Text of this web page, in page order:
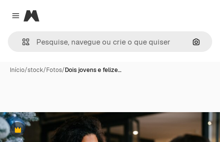
Close menu
Magnific
Início/stock/Fotos/Dois jovens e felize…
Premium